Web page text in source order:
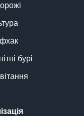
бурі